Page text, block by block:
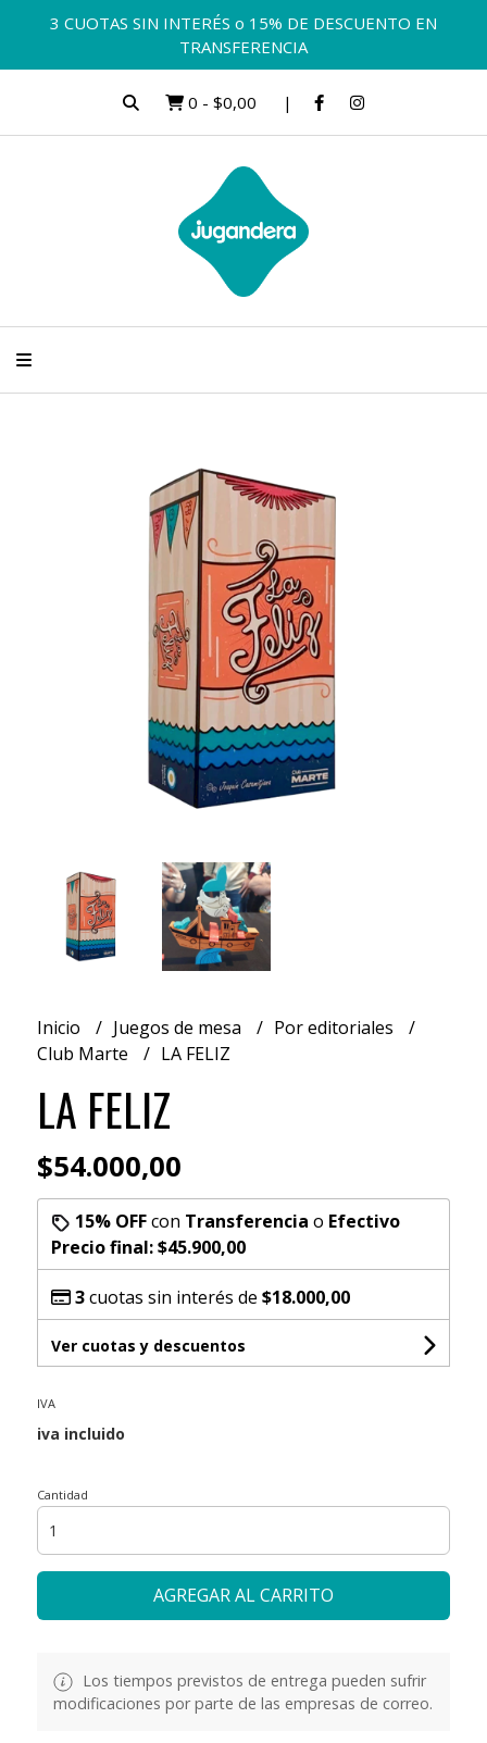
3 CUOTAS SIN INTERÉS o 15% DE DESCUENTO EN
TRANSFERENCIA
0 - $0,00
Inicio Juegos de mesa
Por editoriales
Club Marte
LA FELIZ
LA FELIZ
$54.000,00
15% OFFcon Transferencia o Efectivo
Precio final:$45.900,00
3cuotas sin interés de $18.000,00
Ver cuotas y descuentos
IVA
Cantidad
AGREGAR AL CARRITO
Los tiempos previstos de entrega pueden sufrir
modificaciones por parte de las empresas de correo.